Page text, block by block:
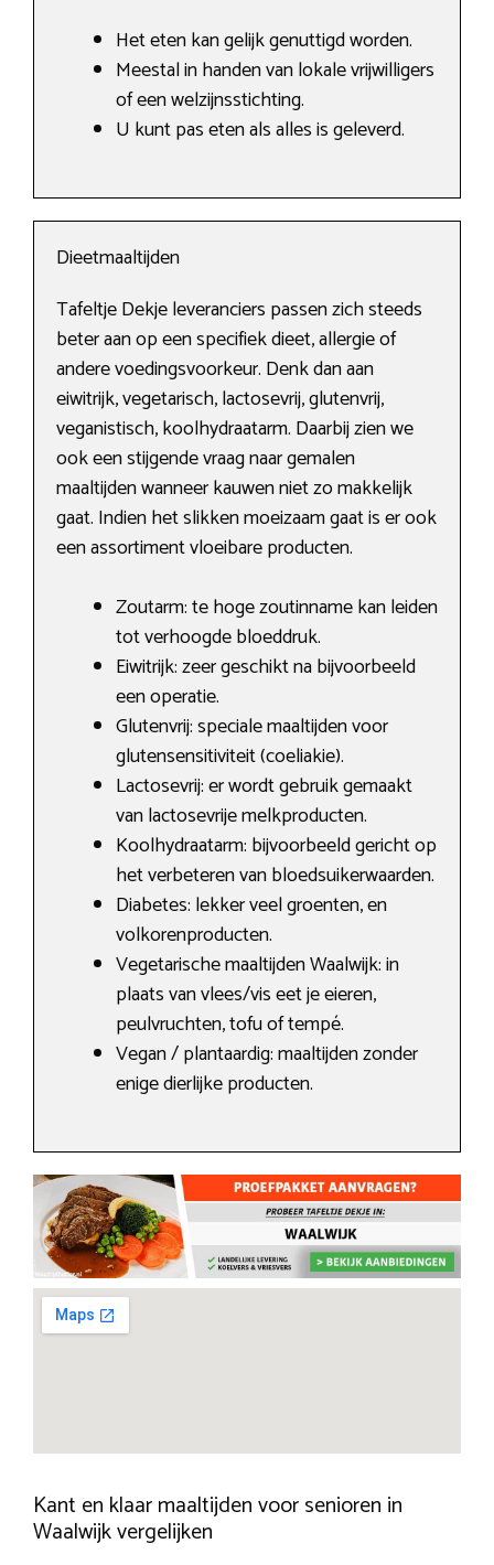
Het eten kan gelijk genuttigd worden.
Meestal in handen van lokale vrijwilligers
of een welzijnsstichting.
U kunt pas eten als alles is geleverd.
Dieetmaaltijden
Tafeltje Dekje leveranciers passen zich steeds
beter aan op een specifiek dieet, allergie of
andere voedingsvoorkeur. Denk dan aan
eiwitrijk, vegetarisch, lactosevrij, glutenvrij,
veganistisch, koolhydraatarm. Daarbij zien we
ook een stijgende vraag naar gemalen
maaltijden wanneer kauwen niet zo makkelijk
gaat. Indien het slikken moeizaam gaat is er ook
een assortiment vloeibare producten.
Zoutarm: te hoge zoutinname kan leiden
tot verhoogde bloeddruk.
Eiwitrijk: zeer geschikt na bijvoorbeeld
een operatie.
Glutenvrij: speciale maaltijden voor
glutensensitiviteit (coeliakie).
Lactosevrij: er wordt gebruik gemaakt
van lactosevrije melkproducten.
Koolhydraatarm: bijvoorbeeld gericht op
het verbeteren van bloedsuikerwaarden.
Diabetes: lekker veel groenten, en
volkorenproducten.
Vegetarische maaltijden Waalwijk: in
plaats van vlees/vis eet je eieren,
peulvruchten, tofu of tempé.
Vegan / plantaardig: maaltijden zonder
enige dierlijke producten.
Kant en klaar maaltijden voor senioren in
Waalwijk vergelijken